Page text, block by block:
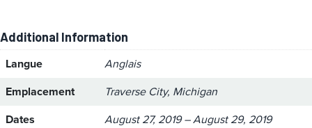
Additional Information
Langue
Anglais
Emplacement
Traverse City, Michigan
Dates
August 27, 2019 – August 29, 2019